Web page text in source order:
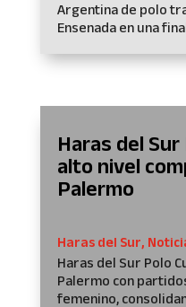
Argentina de polo
Ensenada en una
Haras del Sur
alto nivel
Palermo
Haras del Sur,
Haras del Sur Polo
Palermo con
femenino,